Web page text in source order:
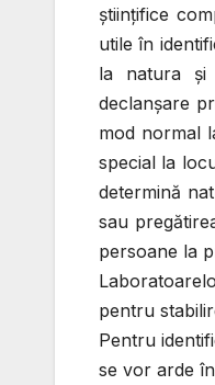
ştiinţifice
utile în
la natura şi
declanşare
mod normal
special la
determină
sau
persoane la
pentru
Pentru
se vor arde